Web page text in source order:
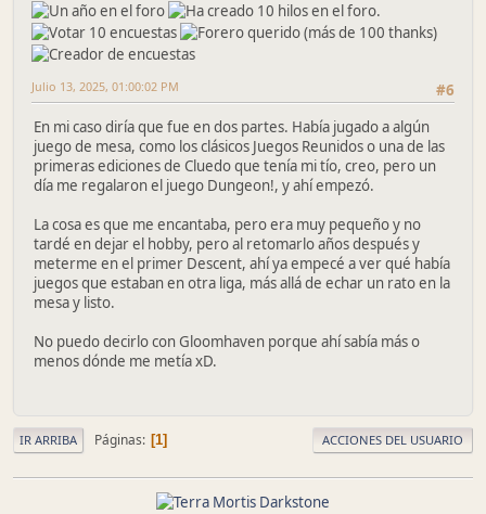
#6
Julio 13, 2025, 01:00:02 PM
En mi caso diría que fue en dos partes. Había jugado a algún
juego de mesa, como los clásicos Juegos Reunidos o una de las
primeras ediciones de Cluedo que tenía mi tío, creo, pero un
día me regalaron el juego Dungeon!, y ahí empezó.
La cosa es que me encantaba, pero era muy pequeño y no
tardé en dejar el hobby, pero al retomarlo años después y
meterme en el primer Descent, ahí ya empecé a ver qué había
juegos que estaban en otra liga, más allá de echar un rato en la
mesa y listo.
No puedo decirlo con Gloomhaven porque ahí sabía más o
menos dónde me metía xD.
IR ARRIBA Páginas 1 ACCIONES DEL USUARIO